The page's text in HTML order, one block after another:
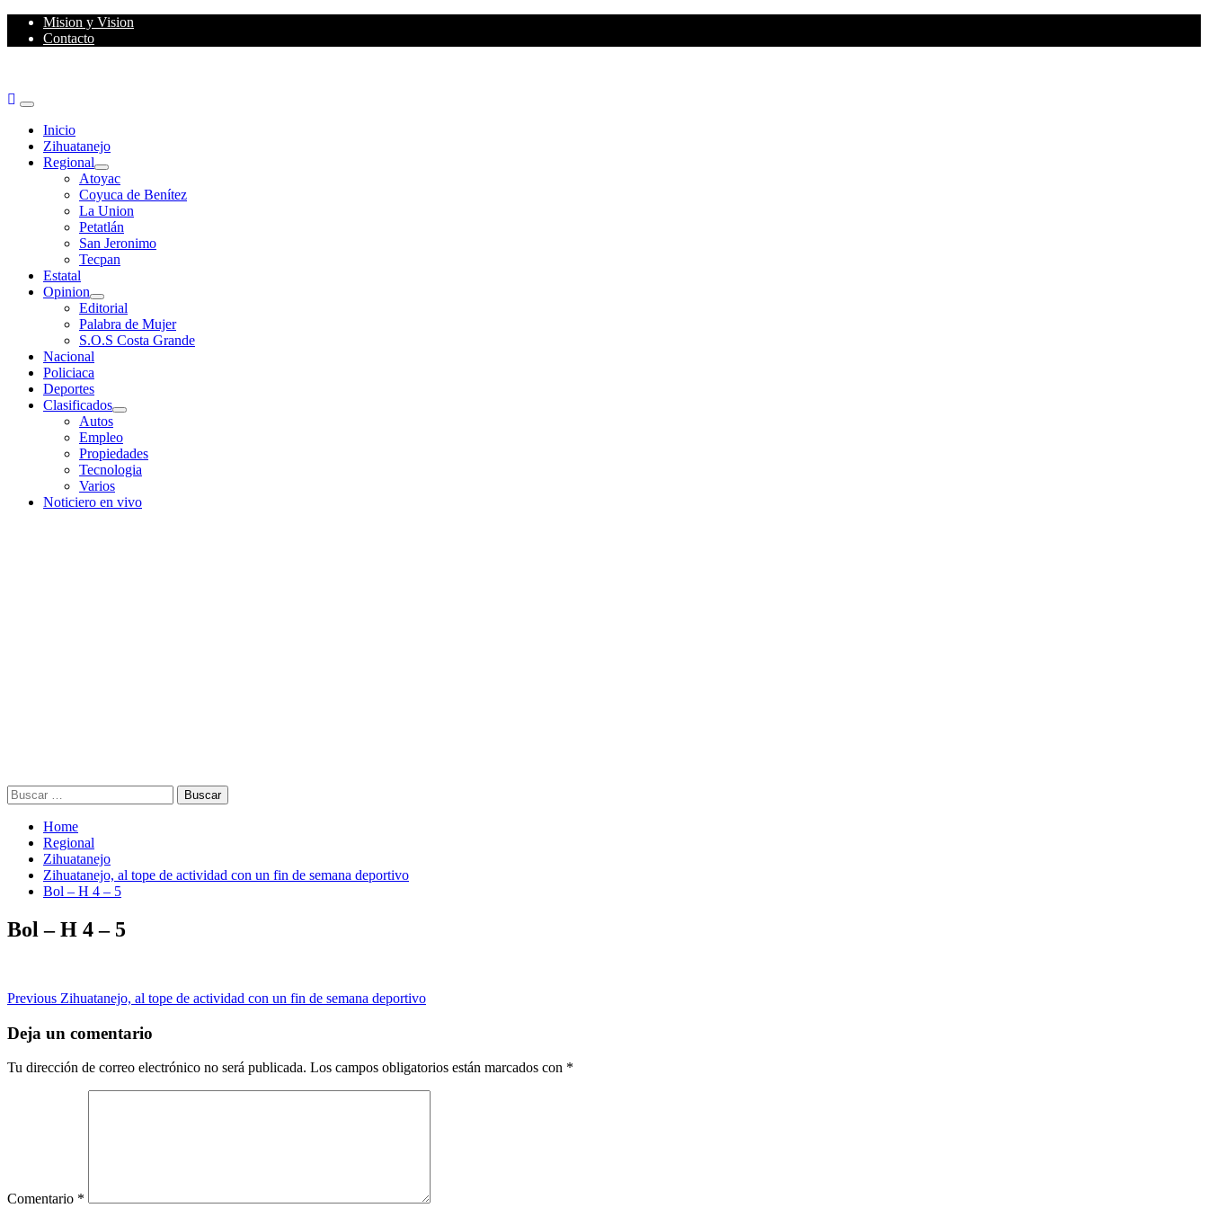
Skip
Mision y Vision
Contacto
Primary
MenuInicio
Zihuatanejo
Regional
Atoyac
Coyuca de Benítez
La Union
Petatlán
San Jeronimo
Tecpan
Estatal
Opinion
Editorial
Palabra de Mujer
S.O.S Costa Grande
Nacional
Policiaca
Deportes
Clasificados
Autos
Empleo
Propiedades
Tecnologia
Varios
Noticiero en vivo
Buscar:
Home
Regional
Zihuatanejo
Zihuatanejo, al tope de actividad con un fin de semana deportivo
Bol – H 4 – 5
Bol – H 4 – 5
Post
navigation
Previous Zihuatanejo, al tope de actividad con un fin de semana deportivo
Deja un comentario
Tu dirección de correo electrónico no será publicada. Los campos obligatorios están marcados con *
Comentario *